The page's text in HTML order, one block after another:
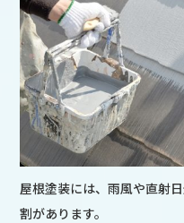
屋根塗装には、雨風や直射
割があります。